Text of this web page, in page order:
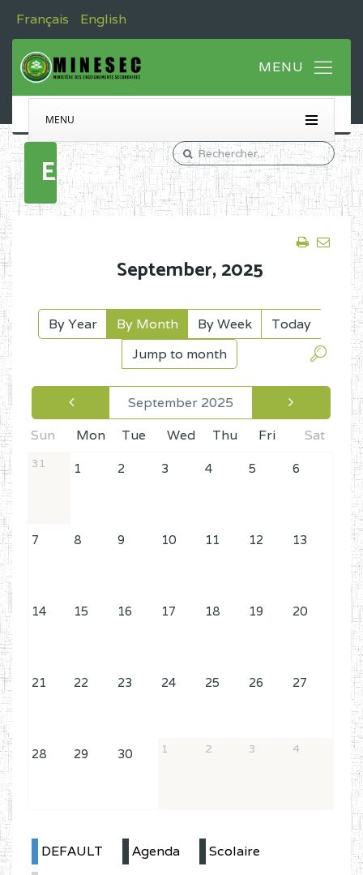
Français English
MENU
Events
September,2025
By Year By Month By Week
Today
Jump to month
September 2025
Sun
Mon Tue Wed Thu Fri Sat
31 1 2 3 4 5 6
7 8 9 10 11 12 13
14 15 16 17 18 19 20
21 22 23 24 25 26 27
28 29 30 1 2 3 4
DEFAULT Agenda
Scolaire